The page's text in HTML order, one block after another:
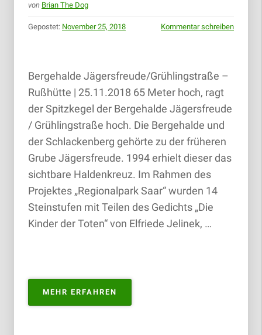
von Brian The Dog
Gepostet: November 25, 2018 Kommentar schreiben
Bergehalde Jägersfreude/Grühlingstraße –
Rußhütte | 25.11.2018 65 Meter hoch, ragt
der Spitzkegel der Bergehalde Jägersfreude
/ Grühlingstraße hoch. Die Bergehalde und
der Schlackenberg gehörte zu der früheren
Grube Jägersfreude. 1994 erhielt dieser das
sichtbare Haldenkreuz. Im Rahmen des
Projektes „Regionalpark Saar“ wurden 14
Steinstufen mit Teilen des Gedichts „Die
Kinder der Toten“ von Elfriede Jelinek, …
MEHR ERFAHREN
JÄGERSFREUDE/